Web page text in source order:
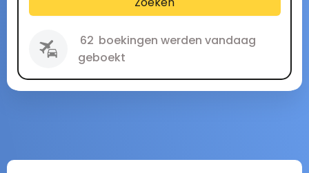
62 boekingen werden vandaag
geboekt